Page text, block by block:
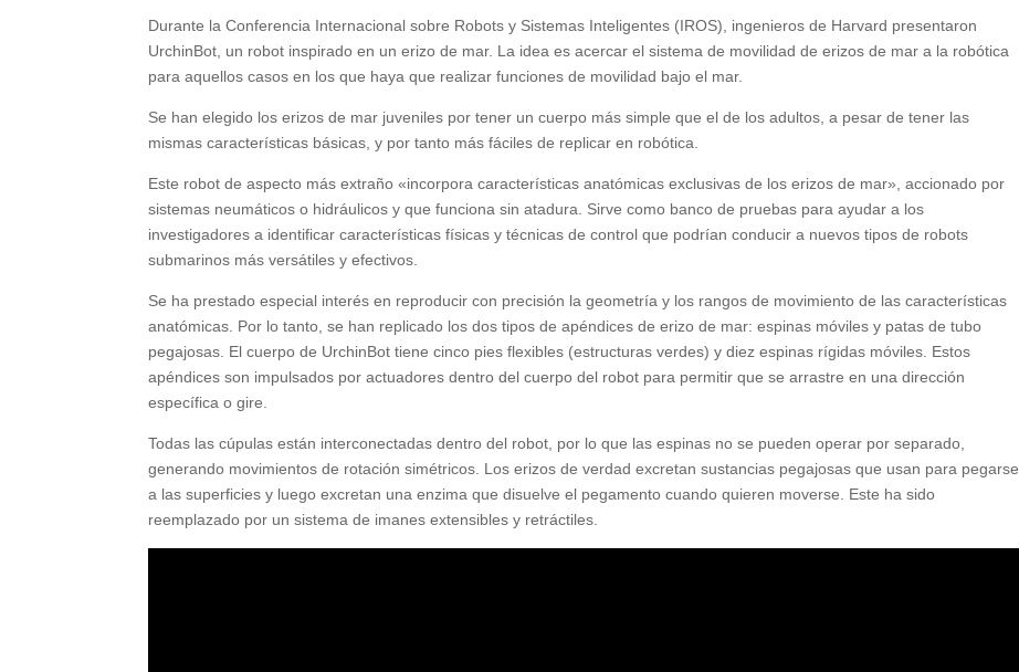
Durante la Conferencia Internacional sobre Robots y Sistemas Inteligentes (IROS), ingenieros de Harvard presentaron
UrchinBot, un robot inspirado en un erizo de mar. La idea es acercar el sistema de movilidad de erizos de mar a la robótica
para aquellos casos en los que haya que realizar funciones de movilidad bajo el mar.
Se han elegido los erizos de mar juveniles por tener un cuerpo más simple que el de los adultos, a pesar de tener las
mismas características básicas, y por tanto más fáciles de replicar en robótica.
Este robot de aspecto más extraño «incorpora características anatómicas exclusivas de los erizos de mar», accionado por
sistemas neumáticos o hidráulicos y que funciona sin atadura. Sirve como banco de pruebas para ayudar a los
investigadores a identificar características físicas y técnicas de control que podrían conducir a nuevos tipos de robots
submarinos más versátiles y efectivos.
Se ha prestado especial interés en reproducir con precisión la geometría y los rangos de movimiento de las características
anatómicas. Por lo tanto, se han replicado los dos tipos de apéndices de erizo de mar: espinas móviles y patas de tubo
pegajosas. El cuerpo de UrchinBot tiene cinco pies flexibles (estructuras verdes) y diez espinas rígidas móviles. Estos
apéndices son impulsados ​​por actuadores dentro del cuerpo del robot para permitir que se arrastre en una dirección
específica o gire.
Todas las cúpulas están interconectadas dentro del robot, por lo que las espinas no se pueden operar por separado,
generando movimientos de rotación simétricos. Los erizos de verdad excretan sustancias pegajosas que usan para pegarse
a las superficies y luego excretan una enzima que disuelve el pegamento cuando quieren moverse. Este ha sido
reemplazado por un sistema de imanes extensibles y retráctiles.